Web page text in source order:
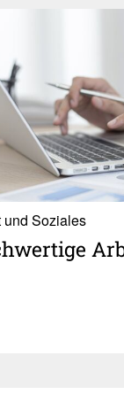
und So­zia­les